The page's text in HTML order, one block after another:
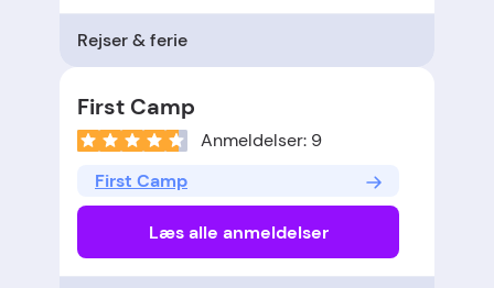
Rejser & ferie
First Camp
Anmeldelser: 9
First Camp
Læs alle anmeldelser